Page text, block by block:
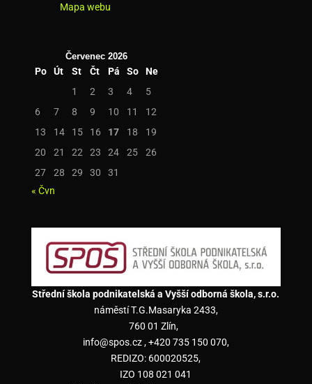
Mapa webu
Červenec 2026
Po Út St Čt Pá So
Ne
1
2 3 4
5
6
7 8 9 10 11
12
13
14 15 16 17 18
19
20
21 22 23 24 25
26
27
28 29 30
31
« Čvn
Střední škola podnikatelská a Vyšší odborná škola, s.r.o.
náměstí T.G.Masaryka 2433,
760 01 Zlín,
info@spos.cz , +420 735 150 070,
REDIZO: 600020525,
IZO 108 021 041